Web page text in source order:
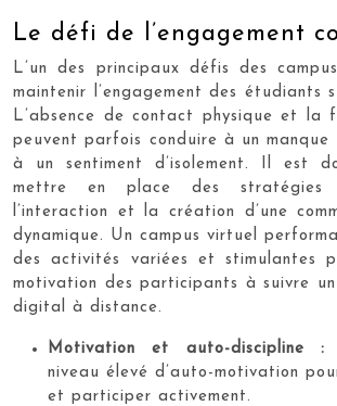
Le défi de l’engagement
L’un des principaux défis des
maintenir l’engagement des étudiants
L’absence de contact physique et la
peuvent parfois conduire à un
à un sentiment d’isolement. Il est
mettre en place des stratégies
l’interaction et la création d’une
dynamique. Un campus virtuel
des activités variées et stimulantes
motivation des participants à suivre
digital à distance.
Motivation et auto-discipline :
niveau élevé d’auto-motivation
et participer activement.